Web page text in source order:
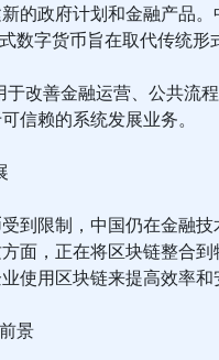
的政府计划和金融产品
数字货币旨在取代传统形
改善金融运营、公共流
信赖的系统发展业务。
到限制，中国仍在金融
面，正在将区块链整合
使用区块链来提高效率和
景